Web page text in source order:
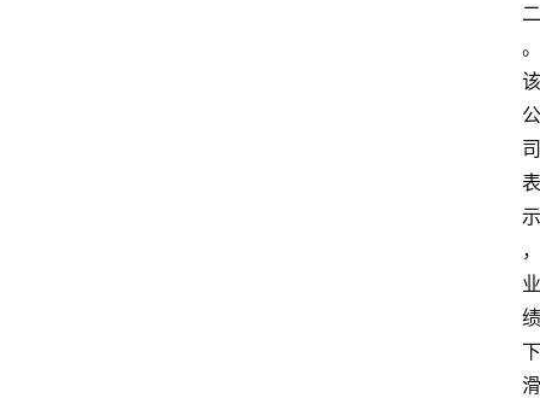
二
。
该
公
司
表
示
，
业
绩
下
滑